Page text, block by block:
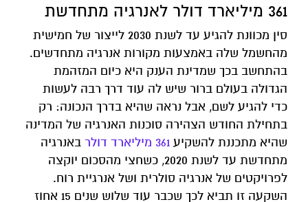
361 מיליארד דולר לאנרגיה מתחדשת
סין מכוונת להגיע עד לשנת 2030 לייצור של חמישית
מהחשמל שלה באמצעות מקורות אנרגיה מתחדשים.
בהתחשב בכך שמדינת הענק היא כיום המזהמת
הגדולה בעולם ברור שיש לה עוד דרך רבה לעשות
כדי להגיע לשם, אבל נראה שהיא בדרך הנכונה: רק
בתחילת החודש הצהירה סוכנות האנרגיה של המדינה
שהיא מתכננת להשקיע 361 מיליארד דולר
באנרגיה
מתחדשת עד לשנת 2020, כשחצי מהסכום יוקצה
לפרויקטים של אנרגיה סולרית ושל אנרגיית רוח.
השקעה זו תביא לכך שכבר עוד שלוש שנים 15 אחוז